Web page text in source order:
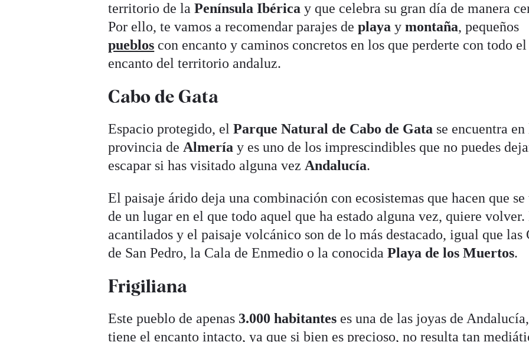
territorio de laPenínsula Ibérica y que celebra su gran día de manera
Por ello, te vamos a recomendar parajes deplaya ymontaña, pequeños
pueblos con encanto y caminos concretos en los que perderte con todo el
encanto del territorio andaluz.
Cabo de Gata
Espacio protegido, elParque Natural de Cabo de Gata se encuentra en
provincia de Almería y es uno de los imprescindibles que no puedes
escapar si has visitado alguna vez Andalucía.
El paisaje árido deja una combinación con ecosistemas que hacen que se
de un lugar en el que todo aquel que ha estado alguna vez, quiere volver.
acantilados y el paisaje volcánico son de lo más destacado, igual que las
de San Pedro, la Cala de Enmedio o la conocidaPlaya de los Muertos.
Frigiliana
Este pueblo de apenas 3.000 habitantes es una de las joyas de
tiene el encanto intacto, ya que si bien es precioso, no resulta tan